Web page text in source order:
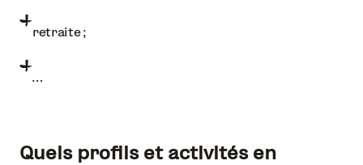
retraite ;
…
Quels profils et activités en